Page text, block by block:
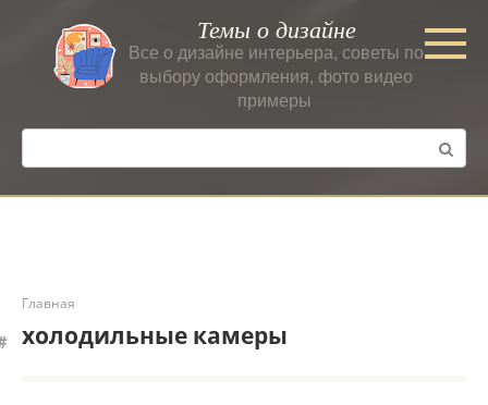
контенту
Темы о дизайне
Все о дизайне интерьера, советы по
выбору оформления, фото видео
примеры
Поиск:
Главная
холодильные камеры